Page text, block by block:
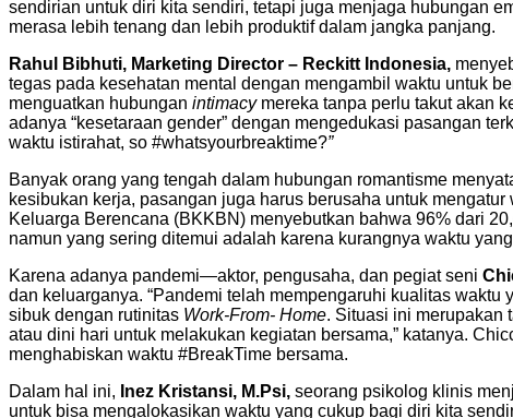
sendirian untuk diri kita sendiri, tetapi juga menjaga hubungan
merasa lebih tenang dan lebih produktif dalam jangka panjang.
Rahul Bibhuti, Marketing Director – Reckitt Indonesia,
tegas pada kesehatan mental dengan mengambil waktu untuk
menguatkan hubungan intimacy mereka tanpa perlu takut akan
adanya “kesetaraan gender” dengan mengedukasi pasangan
waktu istirahat, so #whatsyourbreaktime?”
Banyak orang yang tengah dalam hubungan romantisme
kesibukan kerja, pasangan juga harus berusaha untuk
Keluarga Berencana (BKKBN) menyebutkan bahwa 96% dari
namun yang sering ditemui adalah karena kurangnya waktu
Karena adanya pandemi—aktor, pengusaha, dan pegiat seni
dan keluarganya. “Pandemi telah mempengaruhi kualitas
sibuk dengan rutinitas Work-From- Home. Situasi ini merupakan
atau dini hari untuk melakukan kegiatan bersama,” katanya.
menghabiskan waktu #BreakTime bersama.
Dalam hal ini, Inez Kristansi, M.Psi, seorang psikolog klinis
untuk bisa mengalokasikan waktu yang cukup bagi diri kita